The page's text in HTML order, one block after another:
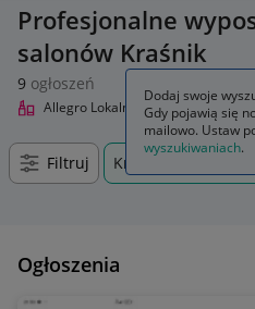
Profesjonalne
salonów Kraśnik
9 ogłoszeń
Allegro Lokalnie Uroda
Filtruj Kraśnik, Lubelskie,
Ogłoszenia
Dodaj swoje
Gdy pojawią się
mailowo. Ustaw
wyszukiwaniach.